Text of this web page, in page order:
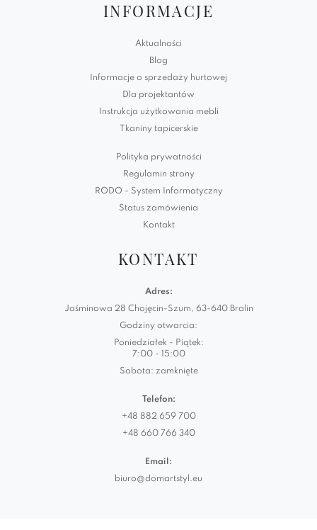
INFORMACJE
Aktualności
Blog
Informacje o sprzedaży hurtowej
Dla projektantów
Instrukcja użytkowania mebli
Tkaniny tapicerskie
Polityka prywatności
Regulamin strony
RODO - System Informatyczny
Status zamówienia
Kontakt
KONTAKT
Adres:
Jaśminowa 28 Chojęcin-Szum, 63-640 Bralin
Godziny otwarcia:
Poniedziałek - Piątek:
7:00 - 15:00
Sobota: zamknięte
Telefon:
+48 882 659 700
+48 660 766 340
Email:
biuro@domartstyl.eu